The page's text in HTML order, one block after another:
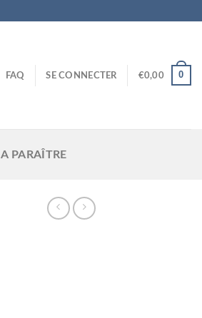
FAQ SE CONNECTER €0,00 0
A PARAÎTRE